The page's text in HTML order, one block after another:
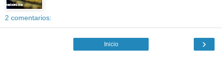
2 comentarios:
›
Inicio